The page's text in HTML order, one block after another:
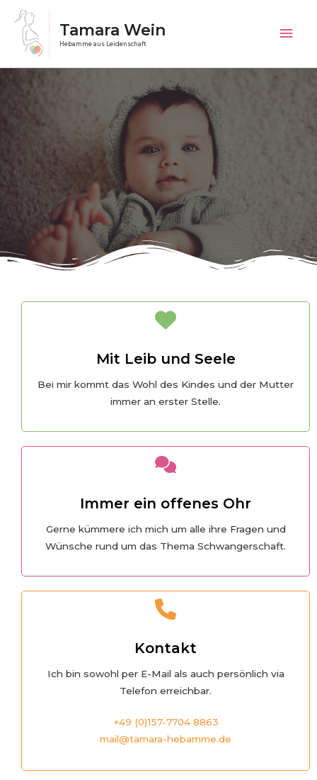
Zum
Inhalt
springen
Tamara Wein
Hebamme aus Leidenschaft
Mit Leib und Seele
Bei mir kommt das Wohl des Kindes und der Mutter
immer an erster Stelle.
Immer ein offenes Ohr
Gerne kümmere ich mich um alle ihre Fragen und
Wünsche rund um das Thema Schwangerschaft.
Kontakt
Ich bin sowohl per E-Mail als auch persönlich via
Telefon erreichbar.
+49 (0)157-7704 8863
mail@tamara-hebamme.de